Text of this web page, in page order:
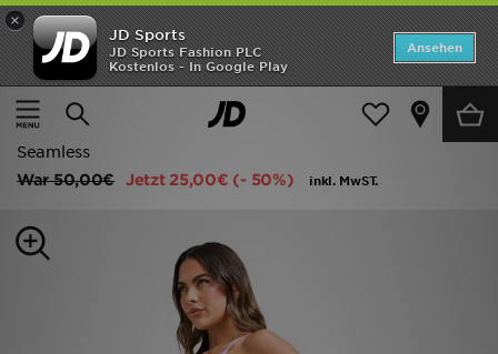
×
JD Sports
JD Sports Fashion PLC
Kostenlos - In Google Play
Ansehen
Startseite
Frauen Frauenkleidung Fitness Leggings
Nike 7/8-Leggings mit hohem Bund für Damen Pro
Seamless
War50,00€ Jetzt 25,00€ (- 50%) inkl. MwST.
Startseite
ANGEBOTE
Neuheiten
Herren